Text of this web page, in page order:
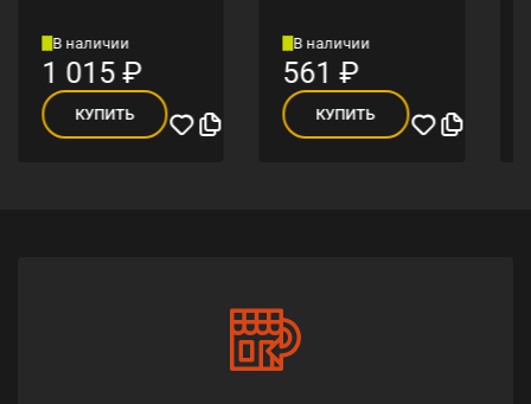
В наличии
1 015₽
КУПИТЬ
В наличии
561₽
КУПИТЬ